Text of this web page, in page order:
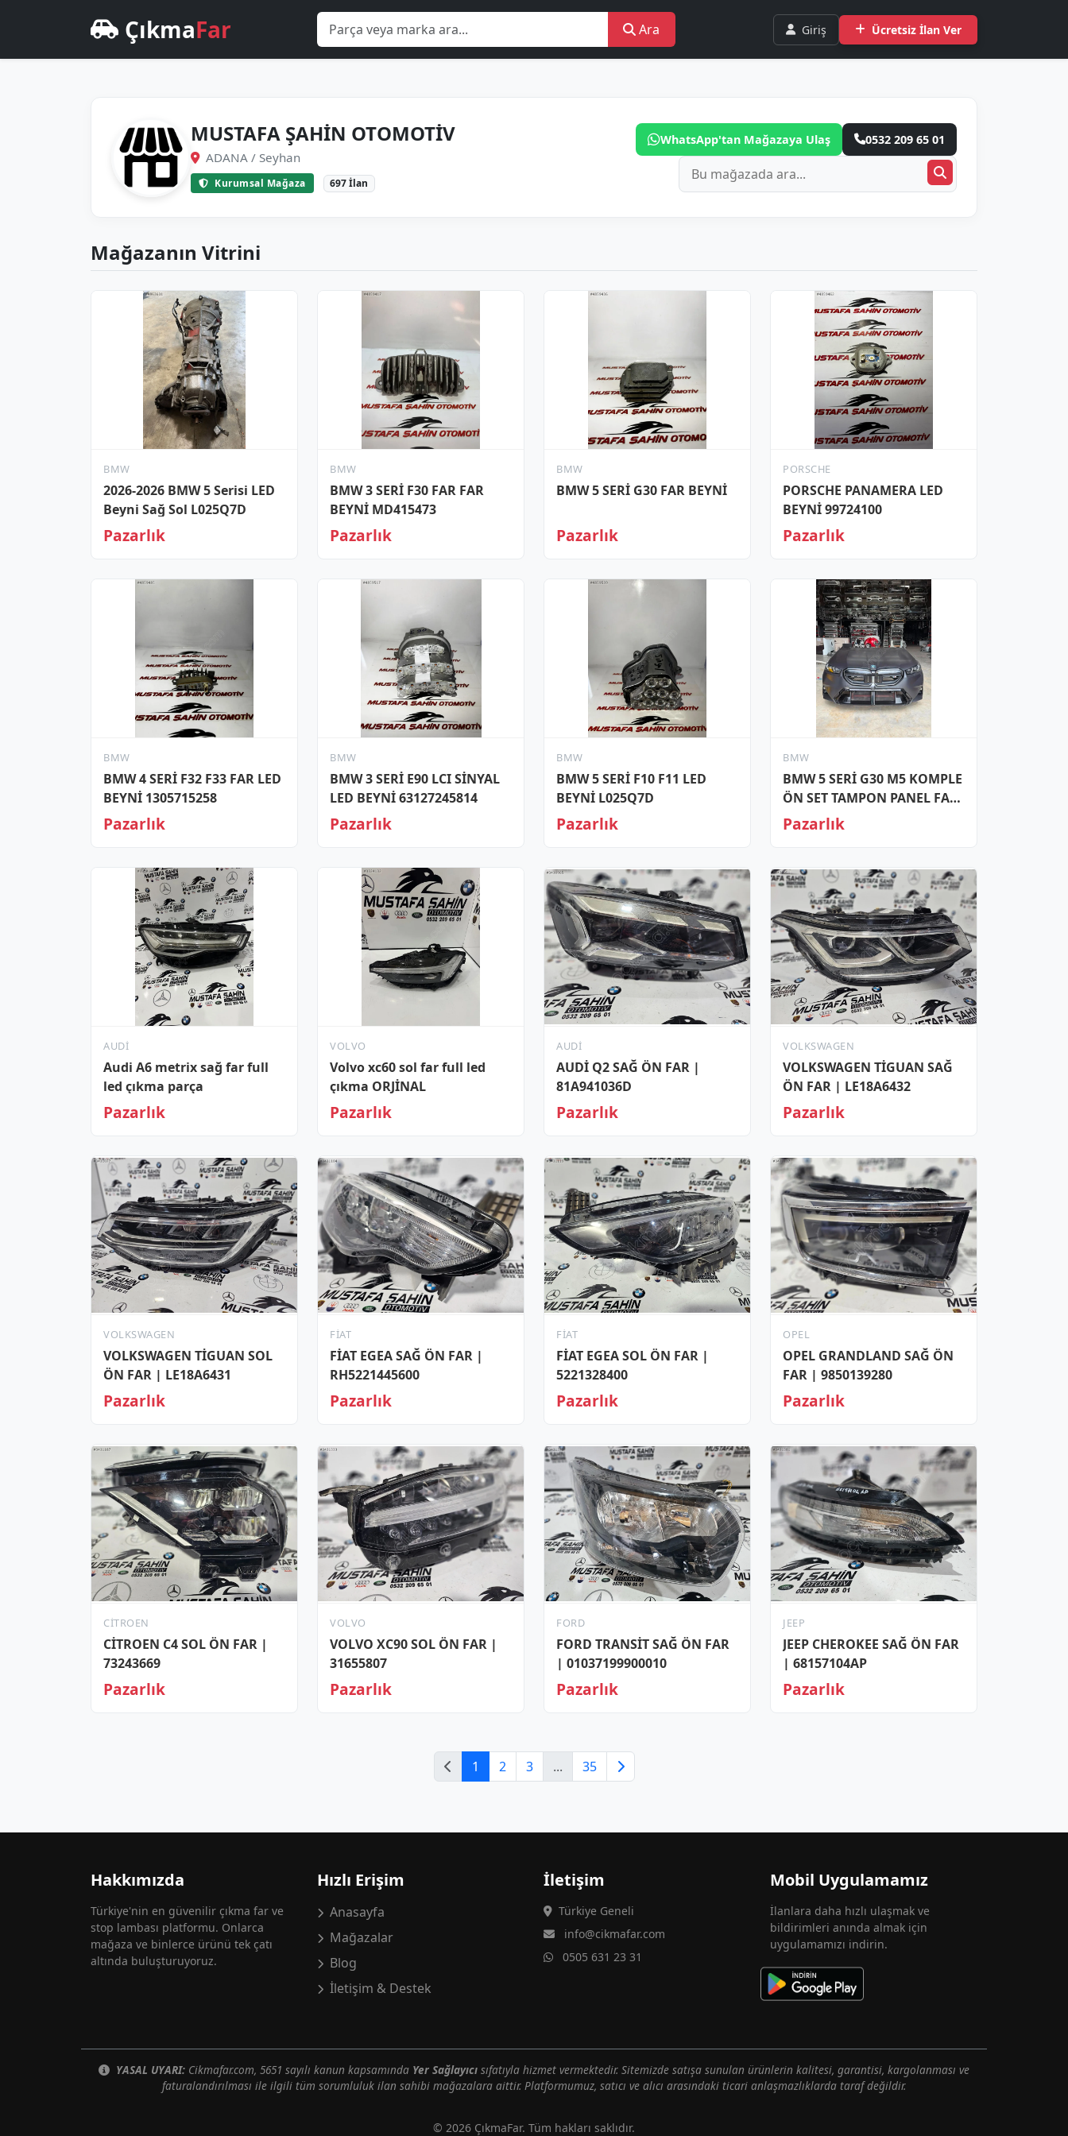
ÇıkmaFar Ara Giriş Ücretsiz İlan Ver
MUSTAFA ŞAHİN OTOMOTİV
ADANA / Seyhan
Kurumsal Mağaza 697 İlan
WhatsApp'tan Mağazaya Ulaş 0532 209 65 01
Mağazanın Vitrini
BMW
2026-2026 BMW 5 Serisi LED
Beyni Sağ Sol L025Q7D
Pazarlık
BMW
BMW 3 SERİ F30 FAR FAR
BEYNİ MD415473
Pazarlık
BMW
BMW 5 SERİ G30 FAR BEYNİ
Pazarlık
PORSCHE
PORSCHE PANAMERA LED
BEYNİ 99724100
Pazarlık
BMW
BMW 4 SERİ F32 F33 FAR LED
BEYNİ 1305715258
Pazarlık
BMW
BMW 3 SERİ E90 LCI SİNYAL
LED BEYNİ 63127245814
Pazarlık
BMW
BMW 5 SERİ F10 F11 LED
BEYNİ L025Q7D
Pazarlık
BMW
BMW 5 SERİ G30 M5 KOMPLE
ÖN SET TAMPON PANEL FAR
KAPUT ÇAMURLUK
Pazarlık
AUDI
Audi A6 metrix sağ far full
led çıkma parça
Pazarlık
VOLVO
Volvo xc60 sol far full led
çıkma ORJİNAL
Pazarlık
AUDI
AUDİ Q2 SAĞ ÖN FAR |
81A941036D
Pazarlık
VOLKSWAGEN
VOLKSWAGEN TİGUAN SAĞ
ÖN FAR | LE18A6432
Pazarlık
VOLKSWAGEN
VOLKSWAGEN TİGUAN SOL
ÖN FAR | LE18A6431
Pazarlık
FIAT
FİAT EGEA SAĞ ÖN FAR |
RH5221445600
Pazarlık
FIAT
FİAT EGEA SOL ÖN FAR |
5221328400
Pazarlık
OPEL
OPEL GRANDLAND SAĞ ÖN
FAR | 9850139280
Pazarlık
CITROEN
CİTROEN C4 SOL ÖN FAR |
73243669
Pazarlık
VOLVO
VOLVO XC90 SOL ÖN FAR |
31655807
Pazarlık
FORD
FORD TRANSİT SAĞ ÖN FAR
| 01037199900010
Pazarlık
JEEP
JEEP CHEROKEE SAĞ ÖN FAR
| 68157104AP
Pazarlık
1 2 3 ... 35
Hakkımızda
Türkiye'nin en güvenilir çıkma far ve
stop lambası platformu. Onlarca
mağaza ve binlerce ürünü tek çatı
altında buluşturuyoruz.
Hızlı Erişim
Anasayfa
Mağazalar
Blog
İletişim & Destek
İletişim
Türkiye Geneli
info@cikmafar.com
0505 631 23 31
Mobil Uygulamamız
İlanlara daha hızlı ulaşmak ve
bildirimleri anında almak için
uygulamamızı indirin.
YASAL UYARI: Cikmafar.com, 5651 sayılı kanun kapsamında Yer Sağlayıcı sıfatıyla hizmet vermektedir. Sitemizde satışa sunulan ürünlerin kalitesi, garantisi, kargolanması ve
faturalandırılması ile ilgili tüm sorumluluk ilan sahibi mağazalara aittir. Platformumuz, satıcı ve alıcı arasındaki ticari anlaşmazlıklarda taraf değildir.
© 2026 ÇıkmaFar. Tüm hakları saklıdır.